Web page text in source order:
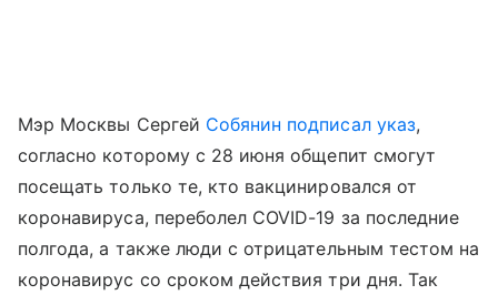
Мэр Москвы Сергей Собянин подписал указ,
согласно которому с 28 июня общепит смогут
посещать только те, кто вакцинировался от
коронавируса, переболел COVID-19 за последние
полгода, а также люди с отрицательным тестом на
коронавирус со сроком действия три дня. Так